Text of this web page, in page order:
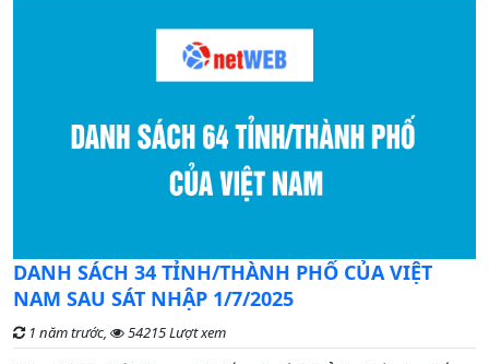
DANH SÁCH 34 TỈNH/THÀNH PHỐ CỦA VIỆT
NAM SAU SÁT NHẬP 1/7/2025
1 năm trước, 54215 Lượt xem